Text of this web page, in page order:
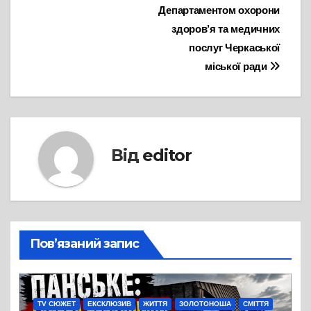
Департаментом охорони
здоров’я та медичних
послуг Черкаської
міської ради
Від editor
Пов’язаний запис
TV СЮЖЕТ ЕКСКЛЮЗИВ ЖИТТЯ ЗОЛОТОНОША СМІТТЯ